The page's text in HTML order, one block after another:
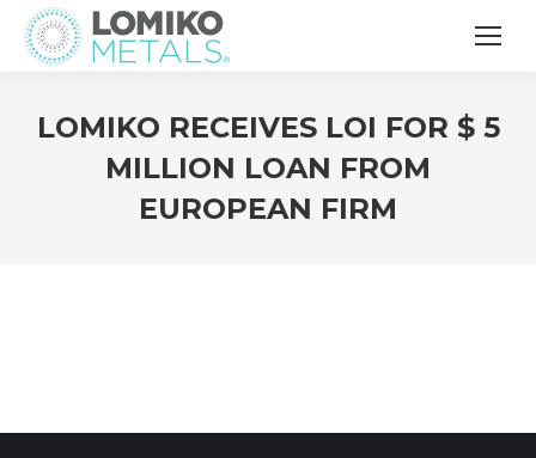
LOMIKO RECEIVES LOI FOR $ 5
MILLION LOAN FROM
EUROPEAN FIRM